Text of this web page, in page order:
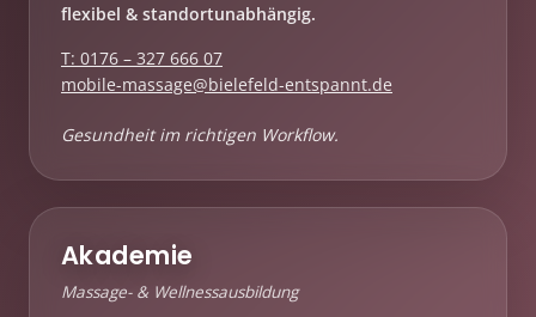
flexibel & standortunabhängig.
T: 0176 – 327 666 07
mobile-massage@bielefeld-entspannt.de
Gesundheit im richtigen Workflow.
Akademie
Massage- & Wellnessausbildung